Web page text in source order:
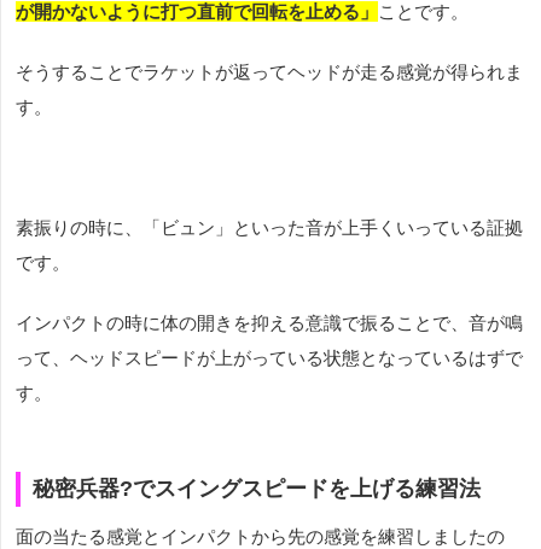
が開かないように打つ直前で回転を止める」 ことです。
そうすることでラケットが返ってヘッドが走る感覚が得られま
す。
素振りの時に、「ビュン」といった音が上手くいっている証拠
です。
インパクトの時に体の開きを抑える意識で振ることで、音が鳴
って、ヘッドスピードが上がっている状態となっているはずで
す。
秘密兵器?でスイングスピードを上げる練習法
面の当たる感覚とインパクトから先の感覚を練習しましたの